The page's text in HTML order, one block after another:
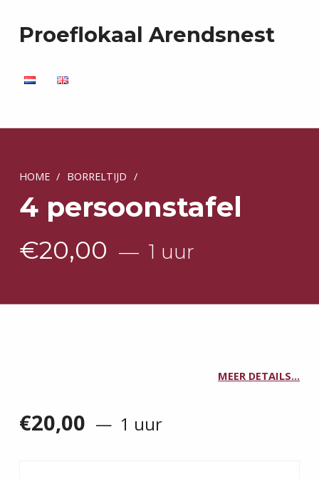
Proeflokaal Arendsnest
HOME / BORRELTIJD /
4 persoonstafel
€20,00 1 uur
MEER DETAILS…
€20,00 1 uur